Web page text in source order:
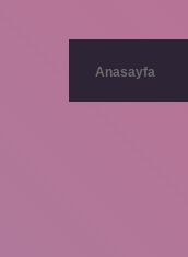
Anasayfa